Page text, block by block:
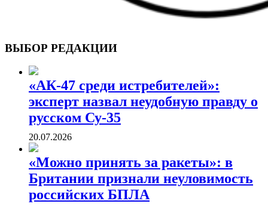
ВОЕННЫЕ СТРАНИЦЫ
СТАТЬИ ВОЕННОЙ ТЕМАТИКИ
ВЫБОР РЕДАКЦИИ
«АК-47 среди истребителей»:
эксперт назвал неудобную правду о
русском Су-35
20.07.2026
«Можно принять за ракеты»: в
Британии признали неуловимость
российских БПЛА